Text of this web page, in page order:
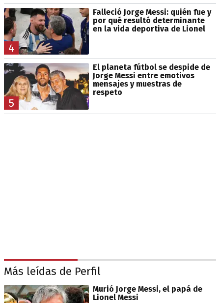
4
Falleció Jorge Messi: quién fue y
por qué resultó determinante
en la vida deportiva de Lionel
5
El planeta fútbol se despide de
Jorge Messi entre emotivos
mensajes y muestras de
respeto
Más leídas de Perfil
Murió Jorge Messi, el papá de
Lionel Messi